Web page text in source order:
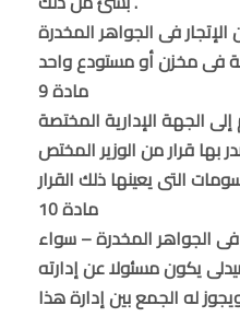
فى الجواهر المخدرة
مادة 9
الجهة الإدارية المختصة
بها قرار من الوزير المختص
مادة 10
فى الجواهر المخدرة – سواء
يكون مسئولا عن إدارته
له الجمع بين إدارة هذا